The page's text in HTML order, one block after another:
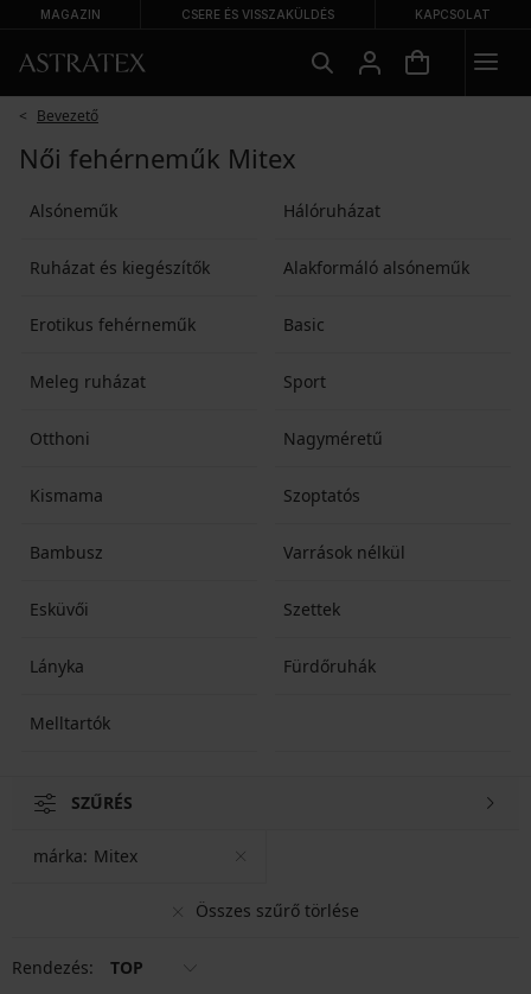
MAGAZIN CSERE ÉS VISSZAKÜLDÉS KAPCSOLAT
Bevezető
Női fehérneműk Mitex
Alsóneműk Hálóruházat
Ruházat és kiegészítők Alakformáló alsóneműk
Erotikus fehérneműk Basic
Meleg ruházat Sport
Otthoni Nagyméretű
Kismama Szoptatós
Bambusz Varrások nélkül
Esküvői Szettek
Lányka Fürdőruhák
Melltartók
SZŰRÉS
Összes szűrő törlése
márka: Mitex
Rendezés: TOP